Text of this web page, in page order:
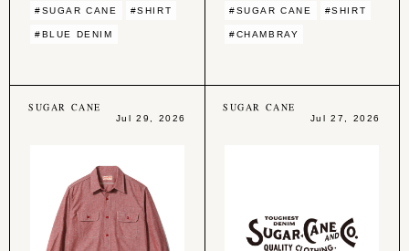
#SUGAR CANE #SHIRT
#BLUE DENIM
#SUGAR CANE #SHIRT
#CHAMBRAY
SUGAR CANE
Jul 29, 2026
SUGAR CANE
Jul 27, 2026